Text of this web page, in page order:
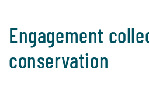
Engagement
conservation